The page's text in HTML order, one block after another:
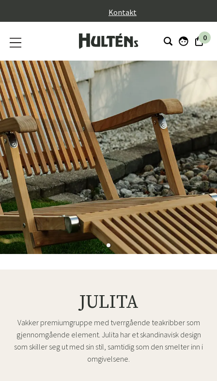
Kontakt
0
JULITA
Vakker premiumgruppe med tverrgående teakribber som
gjennomgående element. Julita har et skandinavisk design
som skiller seg ut med sin stil, samtidig som den smelter inn i
omgivelsene.